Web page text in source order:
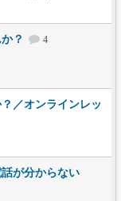
？
4
／オンラインレッ
が分からない